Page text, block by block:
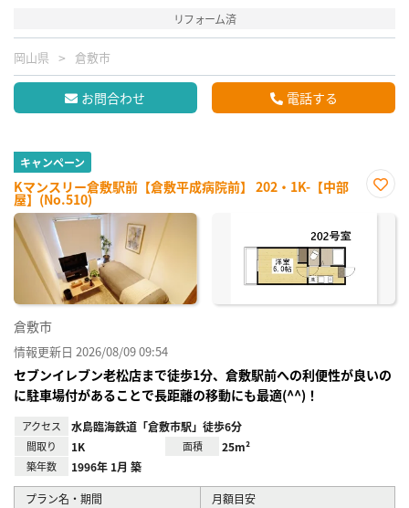
リフォーム済
岡山県 倉敷市
お問合わせ 電話する
キャンペーン
Kマンスリー倉敷駅前【倉敷平成病院前】 202・1K-【中部
屋】(No.510)
に入
倉敷市
情報更新日 2026/08/09 09:54
セブンイレブン老松店まで徒歩1分、倉敷駅前への利便性が良いの
に駐車場付があることで長距離の移動にも最適(^^)！
アクセス 水島臨海鉄道「倉敷市駅」徒歩6分
間取り 1K 面積 25m²
築年数 1996年 1月 築
プラン名・期間 月額目安